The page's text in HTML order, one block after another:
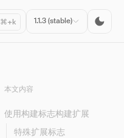
⌘+k 1.1.3 (stable)
本文内容
使用构建标志构建扩展
特殊扩展标志